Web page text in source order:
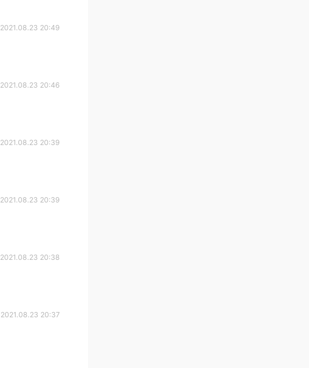
2021.08.23 20:49
2021.08.23 20:46
2021.08.23 20:39
2021.08.23 20:39
2021.08.23 20:38
2021.08.23 20:37